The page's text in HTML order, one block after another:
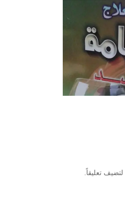
لتضيف تعليقاً.